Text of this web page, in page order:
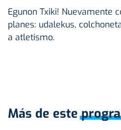
Egunon Txiki! Nuevamente
planes: udalekus,
a atletismo.
Más de este